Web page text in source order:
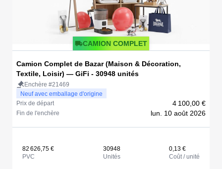
CAMION COMPLET
Camion Complet de Bazar (Maison & Décoration,
Textile, Loisir) — GiFi - 30948 unités
Enchère #21469
Neuf avec emballage d'origine
Prix de départ
4 100,00 €
Fin de l'enchère lun. 10 août 2026
82 626,75 €
PVC
30948
Unités
0,13 €
Coût / unité